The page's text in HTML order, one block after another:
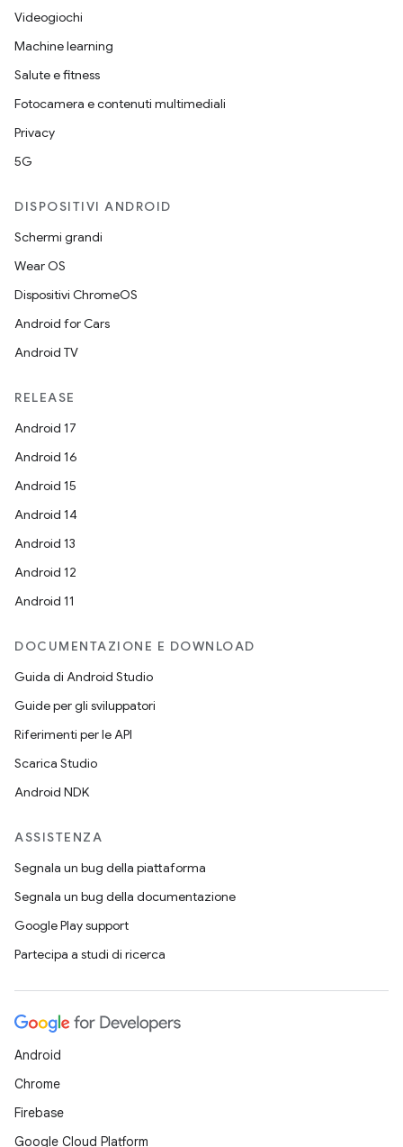
Videogiochi
Machine learning
Salute e fitness
Fotocamera e contenuti multimediali
Privacy
5G
DISPOSITIVI ANDROID
Schermi grandi
Wear OS
Dispositivi ChromeOS
Android for Cars
Android TV
RELEASE
Android 17
Android 16
Android 15
Android 14
Android 13
Android 12
Android 11
DOCUMENTAZIONE E DOWNLOAD
Guida di Android Studio
Guide per gli sviluppatori
Riferimenti per le API
Scarica Studio
Android NDK
ASSISTENZA
Segnala un bug della piattaforma
Segnala un bug della documentazione
Google Play support
Partecipa a studi di ricerca
Android
Chrome
Firebase
Google Cloud Platform